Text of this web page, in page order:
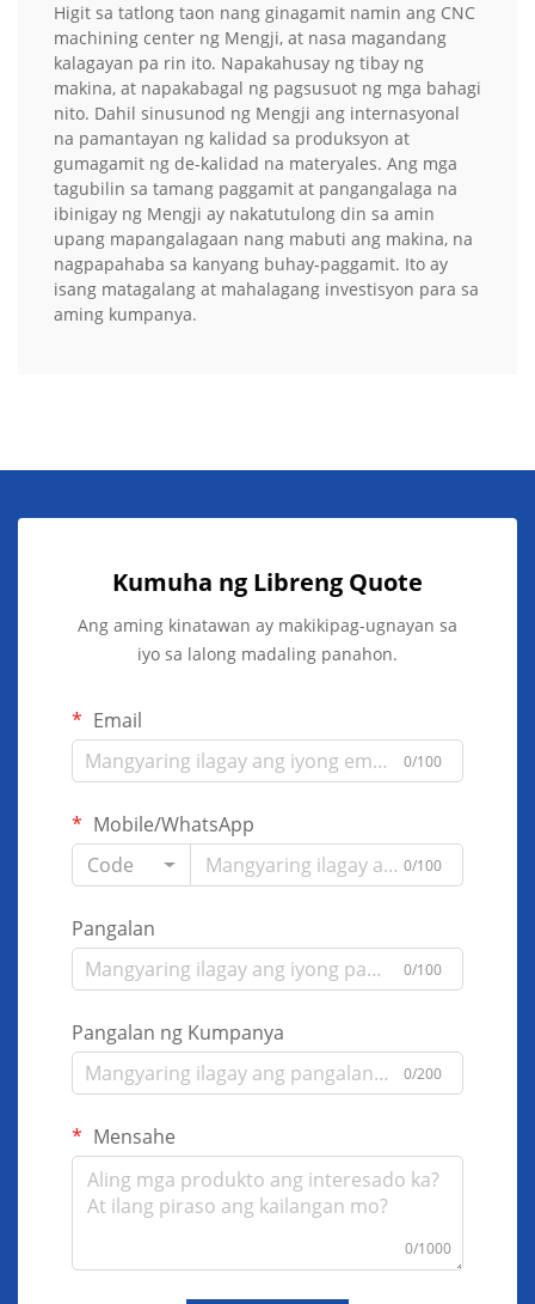
Higit sa tatlong taon nang ginagamit namin ang CNC
machining center ng Mengji, at nasa magandang
kalagayan pa rin ito. Napakahusay ng tibay ng
makina, at napakabagal ng pagsusuot ng mga bahagi
nito. Dahil sinusunod ng Mengji ang internasyonal
na pamantayan ng kalidad sa produksyon at
gumagamit ng de-kalidad na materyales. Ang mga
tagubilin sa tamang paggamit at pangangalaga na
ibinigay ng Mengji ay nakatutulong din sa amin
upang mapangalagaan nang mabuti ang makina, na
nagpapahaba sa kanyang buhay-paggamit. Ito ay
isang matagalang at mahalagang investisyon para sa
aming kumpanya.
Kumuha ng Libreng Quote
Ang aming kinatawan ay makikipag-ugnayan sa
iyo sa lalong madaling panahon.
Email
0/100
Mobile/WhatsApp
Code
0/100
Pangalan
0/100
Pangalan ng Kumpanya
0/200
Mensahe
0/1000